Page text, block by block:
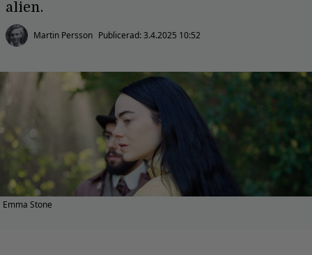
alien.
Martin Persson Publicerad:3.4.2025 10:52
Emma Stone